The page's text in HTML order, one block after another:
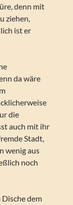
denn mit
ziehen,
ist er
da wäre
die
auch mit ihr
Stadt,
wenig aus
noch
dem